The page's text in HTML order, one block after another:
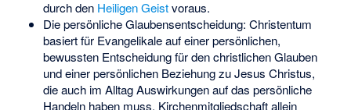
durch den Heiligen Geistvoraus.
Die persönliche Glaubensentscheidung: Christentum
basiert für Evangelikale auf einer persönlichen,
bewussten Entscheidung für den christlichen Glauben
und einer persönlichen Beziehung zu Jesus Christus,
die auch im Alltag Auswirkungen auf das persönliche
Handeln haben muss. Kirchenmitgliedschaft allein